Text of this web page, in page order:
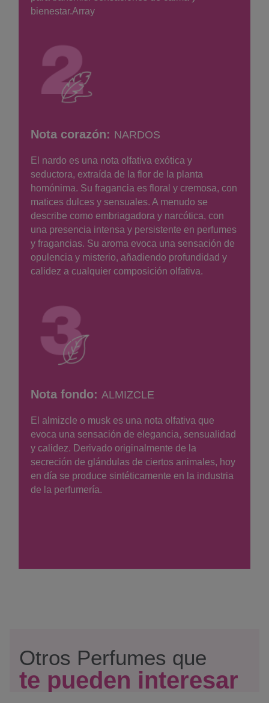
bienestar.Array
Nota corazón: NARDOS
El nardo es una nota olfativa exótica y
seductora, extraída de la flor de la planta
homónima. Su fragancia es floral y cremosa, con
matices dulces y sensuales. A menudo se
describe como embriagadora y narcótica, con
una presencia intensa y persistente en perfumes
y fragancias. Su aroma evoca una sensación de
opulencia y misterio, añadiendo profundidad y
calidez a cualquier composición olfativa.
Nota fondo: ALMIZCLE
El almizcle o musk es una nota olfativa que
evoca una sensación de elegancia, sensualidad
y calidez. Derivado originalmente de la
secreción de glándulas de ciertos animales, hoy
en día se produce sintéticamente en la industria
de la perfumería.
Otros Perfumes que
te pueden interesar